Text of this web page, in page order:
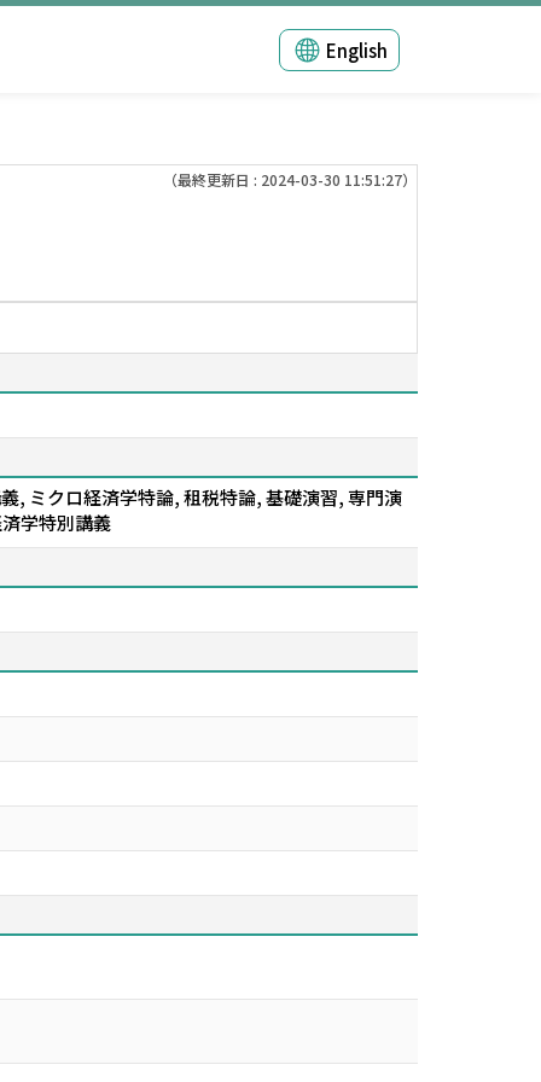
English
（最終更新日 : 2024-03-30 11:51:27）
, ミクロ経済学特論, 租税特論, 基礎演習, 専門演
学特別講義